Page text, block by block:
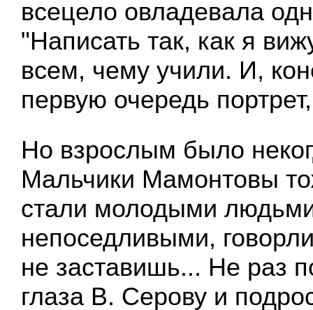
всецело овладевала
"Написать так, как я
всем, чему учили. И,
первую очередь
Но взрослым было
Мальчики Мамонтовы
стали молодыми
непоседливыми,
не заставишь... Не раз
глаза В. Серову и